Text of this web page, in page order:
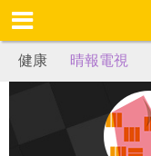
健康 晴報電視